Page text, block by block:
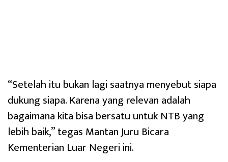
“Setelah itu bukan lagi saatnya menyebut siapa
dukung siapa. Karena yang relevan adalah
bagaimana kita bisa bersatu untuk NTB yang
lebih baik,” tegas Mantan Juru Bicara
Kementerian Luar Negeri ini.